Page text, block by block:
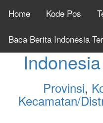
Home Kode Pos
Baca Berita Indonesia
Cek
Provinsi,
Kecamatan/